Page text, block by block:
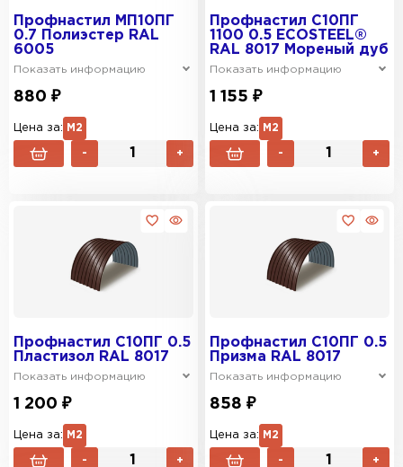
Профнастил МП10ПГ
0.7 Полиэстер RAL
6005
Показать информацию
880 ₽
Цена за: М2
- +
Профнастил C10ПГ
1100 0.5 ECOSTEEL®
RAL 8017 Мореный дуб
Показать информацию
1 155 ₽
Цена за: М2
- +
Профнастил C10ПГ 0.5
Пластизол RAL 8017
Показать информацию
1 200 ₽
Цена за: М2
- +
Профнастил C10ПГ 0.5
Призма RAL 8017
Показать информацию
858 ₽
Цена за: М2
- +